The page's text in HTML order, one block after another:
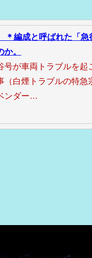
編成と呼ばれた「急
。
が車両トラブルを起
白煙トラブルの特急
ンダー…